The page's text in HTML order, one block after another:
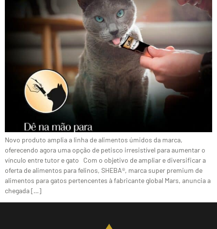
Novo produto amplia a linha de alimentos úmidos da marca,
oferecendo agora uma opção de petisco irresistível para aumentar o
vínculo entre tutor e gato Com o objetivo de ampliar e diversificar a
oferta de alimentos para felinos, SHEBA®️, marca super premium de
alimentos para gatos pertencentes à fabricante global Mars, anuncia a
chegada […]